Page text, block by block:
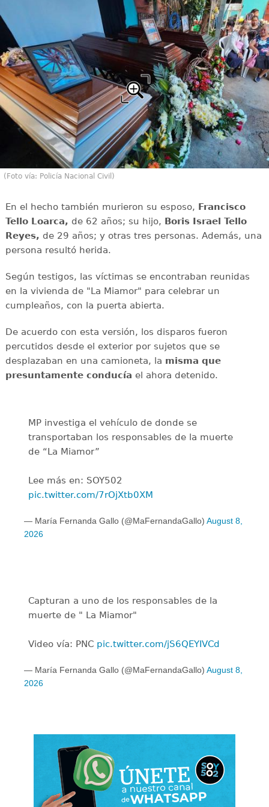
(Foto vía: Policía Nacional Civil)
En el hecho también murieron su esposo, Francisco
Tello Loarca, de 62 años; su hijo, Boris Israel Tello
Reyes, de 29 años; y otras tres personas. Además, una
persona resultó herida.
Según testigos, las víctimas se encontraban reunidas
en la vivienda de "La Miamor" para celebrar un
cumpleaños, con la puerta abierta.
De acuerdo con esta versión, los disparos fueron
percutidos desde el exterior por sujetos que se
desplazaban en una camioneta, la misma que
presuntamente conducía el ahora detenido.
MP investiga el vehículo de donde se
transportaban los responsables de la muerte
de “La Miamor”
Lee más en: SOY502
pic.twitter.com/7rOjXtb0XM
— María Fernanda Gallo (@MaFernandaGallo) August 8,
2026
Capturan a uno de los responsables de la
muerte de " La Miamor"
Video vía: PNC pic.twitter.com/jS6QEYIVCd
— María Fernanda Gallo (@MaFernandaGallo) August 8,
2026